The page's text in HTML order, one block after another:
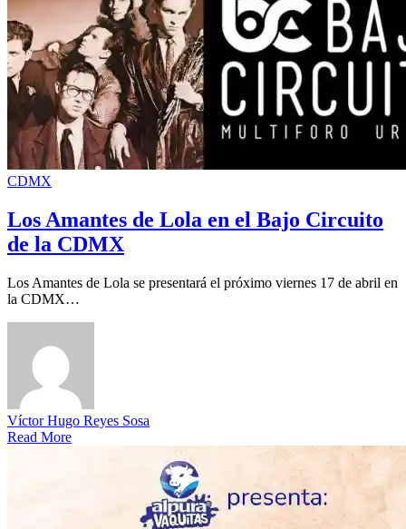
CDMX
Los Amantes de Lola en el Bajo Circuito
de la CDMX
Los Amantes de Lola se presentará el próximo viernes 17 de abril en
la CDMX…
Víctor Hugo Reyes Sosa
Read More